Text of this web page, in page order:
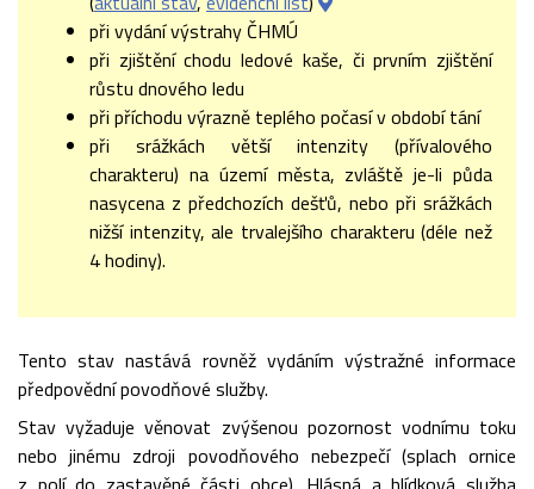
při vydání výstrahy ČHMÚ
při zjištění chodu ledové kaše, či prvním zjištění
růstu dnového ledu
při příchodu výrazně teplého počasí v období tání
při srážkách větší intenzity (přívalového
charakteru) na území města, zvláště je-li půda
nasycena z předchozích dešťů, nebo při srážkách
nižší intenzity, ale trvalejšího charakteru (déle než
4 hodiny).
Tento stav nastává rovněž vydáním výstražné informace
předpovědní povodňové služby.
Stav vyžaduje věnovat zvýšenou pozornost vodnímu toku
nebo jinému zdroji povodňového nebezpečí (splach ornice